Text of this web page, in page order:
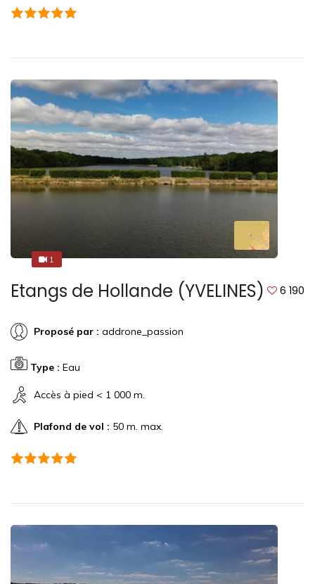
31
Etangs de Hollande (YVELINES) 6 190
Proposé par : addrone_passion
Type : Eau
Accès à pied < 1 000 m.
Plafond de vol : 50 m. max.